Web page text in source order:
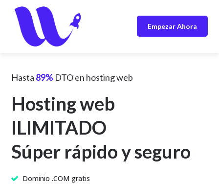
Empezar Ahora
Hasta 89% DTO en hosting web
Hosting web
ILIMITADO
Súper rápido y seguro
Dominio .COM gratis